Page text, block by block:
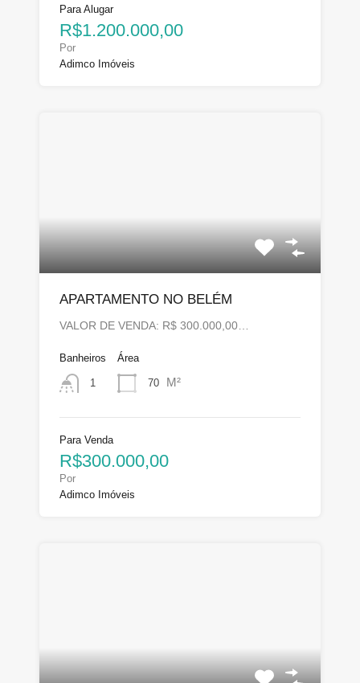
Para Alugar
R$1.200.000,00
Por
Adimco Imóveis
APARTAMENTO NO BELÉM
VALOR DE VENDA: R$ 300.000,00…
Banheiros
1
Área
70 M²
Para Venda
R$300.000,00
Por
Adimco Imóveis